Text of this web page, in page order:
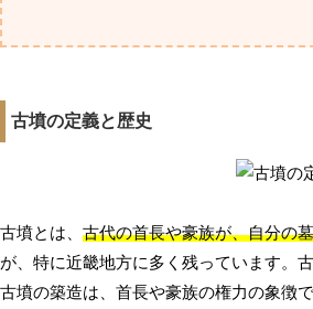
古墳の定義と歴史
古墳とは、 古代の首長や豪族が、自分の
が、特に近畿地方に多く残っています。
古墳の築造は、首長や豪族の権力の象徴